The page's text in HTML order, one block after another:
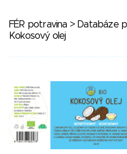
FÉR potravina > Databáze
Kokosový olej